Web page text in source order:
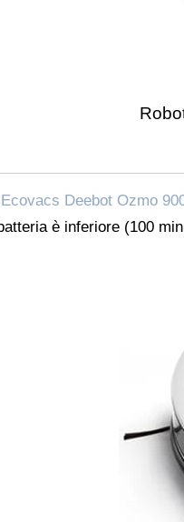
Deebot Ozmo
è inferiore (100